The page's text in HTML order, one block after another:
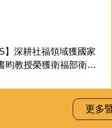
】深耕社福領域獲國家
昀教授榮獲衛福部衛生
更多